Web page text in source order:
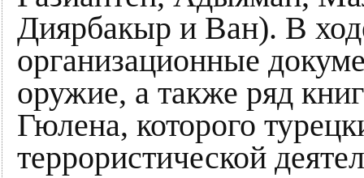
Диярбакыр и Ван). В
организационные
оружие, а также ряд
Гюлена, которого
террористической